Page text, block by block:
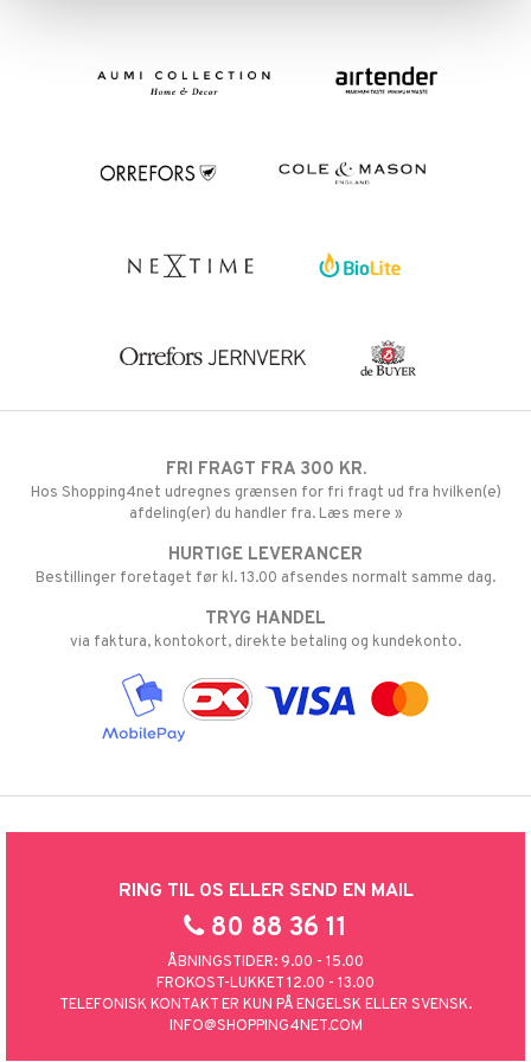
FRI FRAGT FRA 300 KR.
Hos Shopping4net udregnes grænsen for fri fragt ud fra hvilken(e)
afdeling(er) du handler fra. Læs mere »
HURTIGE LEVERANCER
Bestillinger foretaget før kl. 13.00 afsendes normalt samme dag.
TRYG HANDEL
via faktura, kontokort, direkte betaling og kundekonto.
RING TIL OS ELLER SEND EN MAIL
80 88 36 11
ÅBNINGSTIDER: 9.00 - 15.00
FROKOST-LUKKET 12.00 - 13.00
TELEFONISK KONTAKT ER KUN PÅ ENGELSK ELLER SVENSK.
INFO@SHOPPING4NET.COM